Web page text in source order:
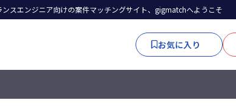
ンスエンジニア向けの案件マッチングサイト、gigmatchへようこそ
お気に入り